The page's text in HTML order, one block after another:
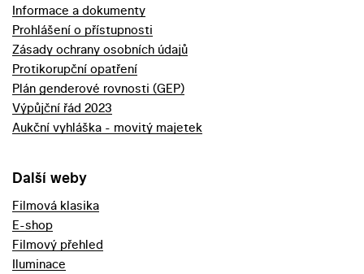
Informace a dokumenty
Prohlášení o přístupnosti
Zásady ochrany osobních údajů
Protikorupční opatření
Plán genderové rovnosti (GEP)
Výpůjční řád 2023
Aukční vyhláška - movitý majetek
Další weby
Filmová klasika
E-shop
Filmový přehled
Iluminace